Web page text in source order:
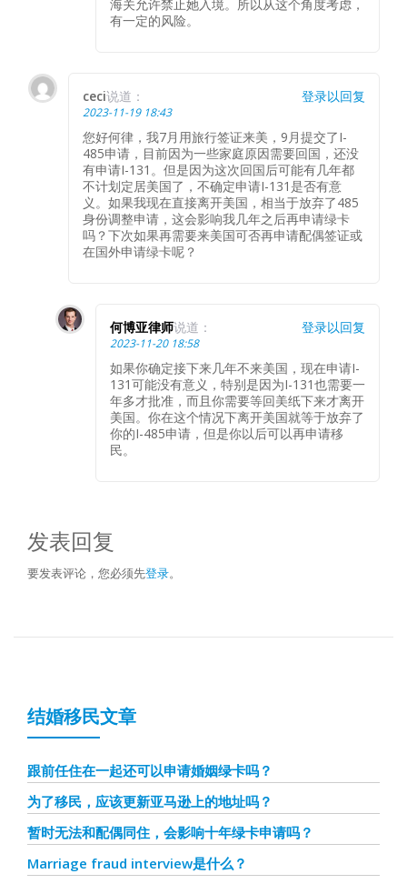
海关允许禁止她入境。所以从这个角度考虑，
有一定的风险。
ceci说道：
2023-11-19 18:43
您好何律，我7月用旅行签证来美，9月提交了I-
485申请，目前因为一些家庭原因需要回国，还没
有申请I-131。但是因为这次回国后可能有几年都
不计划定居美国了，不确定申请I-131是否有意
义。如果我现在直接离开美国，相当于放弃了485
身份调整申请，这会影响我几年之后再申请绿卡
吗？下次如果再需要来美国可否再申请配偶签证或
在国外申请绿卡呢？
登录以回复
何博亚律师说道：
2023-11-20 18:58
如果你确定接下来几年不来美国，现在申请I-
131可能没有意义，特别是因为I-131也需要一
年多才批准，而且你需要等回美纸下来才离开
美国。你在这个情况下离开美国就等于放弃了
你的I-485申请，但是你以后可以再申请移
民。
登录以回复
发表回复
要发表评论，您必须先登录。
结婚移民文章
跟前任住在一起还可以申请婚姻绿卡吗？
为了移民，应该更新亚马逊上的地址吗？
暂时无法和配偶同住，会影响十年绿卡申请吗？
Marriage fraud interview是什么？